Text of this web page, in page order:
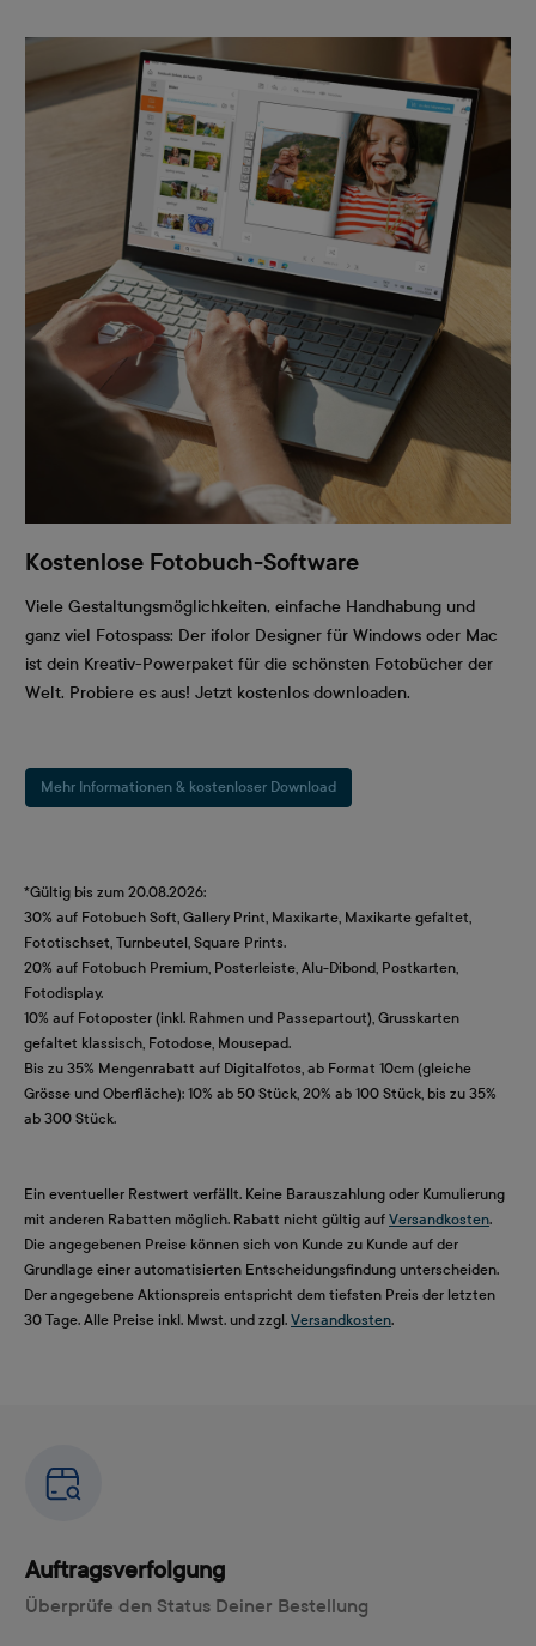
Kostenlose Fotobuch-Software
Viele Gestaltungsmöglichkeiten, einfache Handhabung und
ganz viel Fotospass: Der ifolor Designer für Windows oder Mac
ist dein Kreativ-Powerpaket für die schönsten Fotobücher der
Welt. Probiere es aus! Jetzt kostenlos downloaden.
Mehr Informationen & kostenloser Download
*Gültig bis zum 20.08.2026:
30% auf Fotobuch Soft, Gallery Print, Maxikarte, Maxikarte gefaltet,
Fototischset, Turnbeutel, Square Prints.
20% auf Fotobuch Premium, Posterleiste, Alu-Dibond, Postkarten,
Fotodisplay.
10% auf Fotoposter (inkl. Rahmen und Passepartout), Grusskarten
gefaltet klassisch, Fotodose, Mousepad.
Bis zu 35% Mengenrabatt auf Digitalfotos, ab Format 10cm (gleiche
Grösse und Oberfläche): 10% ab 50 Stück, 20% ab 100 Stück, bis zu 35%
ab 300 Stück.
Ein eventueller Restwert verfällt. Keine Barauszahlung oder Kumulierung
mit anderen Rabatten möglich. Rabatt nicht gültig auf Versandkosten.
Die angegebenen Preise können sich von Kunde zu Kunde auf der
Grundlage einer automatisierten Entscheidungsfindung unterscheiden.
Der angegebene Aktionspreis entspricht dem tiefsten Preis der letzten
30 Tage. Alle Preise inkl. Mwst. und zzgl. Versandkosten.
Auftragsverfolgung
Überprüfe den Status Deiner Bestellung